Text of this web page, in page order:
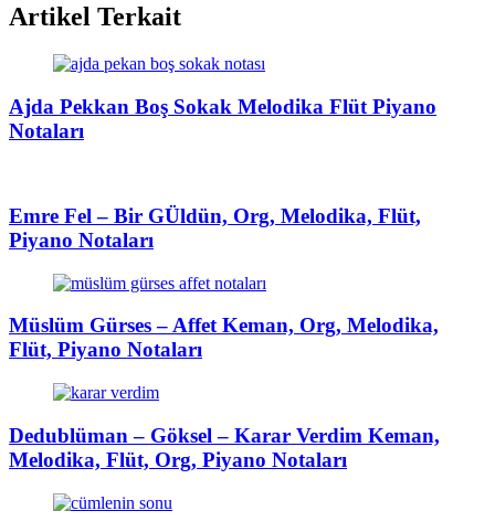
Artikel Terkait
Ajda Pekkan Boş Sokak Melodika Flüt Piyano
Notaları
Emre Fel – Bir GÜldün, Org, Melodika, Flüt,
Piyano Notaları
Müslüm Gürses – Affet Keman, Org, Melodika,
Flüt, Piyano Notaları
Dedublüman – Göksel – Karar Verdim Keman,
Melodika, Flüt, Org, Piyano Notaları